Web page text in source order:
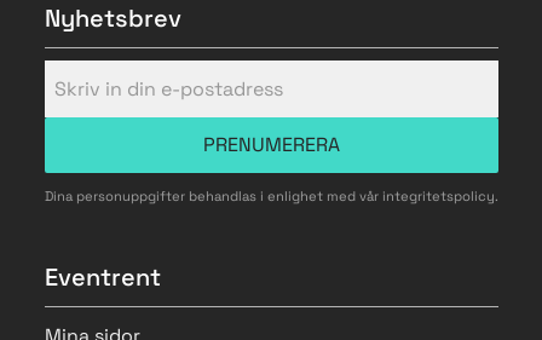
Nyhetsbrev
PRENUMERERA
Dina personuppgifter behandlas i enlighet med vår integritetspolicy.
Eventrent